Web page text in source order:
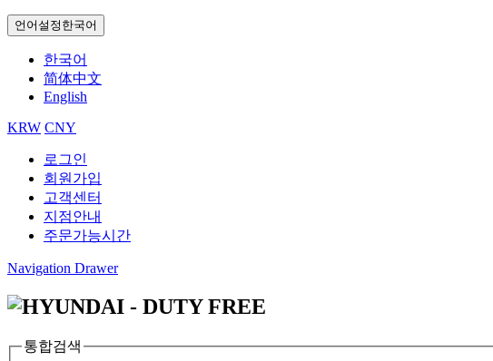
언어설정 한국어
한국어
简体中文
English
KRW CNY
로그인
회원가입
고객센터
지점안내
주문가능시간
Navigation Drawer
통합검색